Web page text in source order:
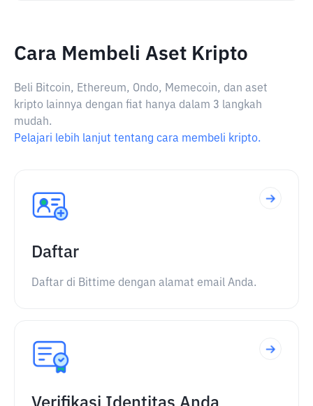
Cara Membeli Aset Kripto
Beli Bitcoin, Ethereum, Ondo, Memecoin, dan aset
kripto lainnya dengan fiat hanya dalam 3 langkah
mudah.
Pelajari lebih lanjut tentang cara membeli kripto.
Daftar
Daftar di Bittime dengan alamat email Anda.